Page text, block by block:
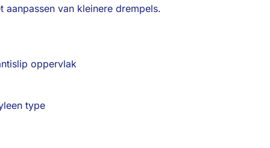
van kleinere drempels.
oppervlak
type